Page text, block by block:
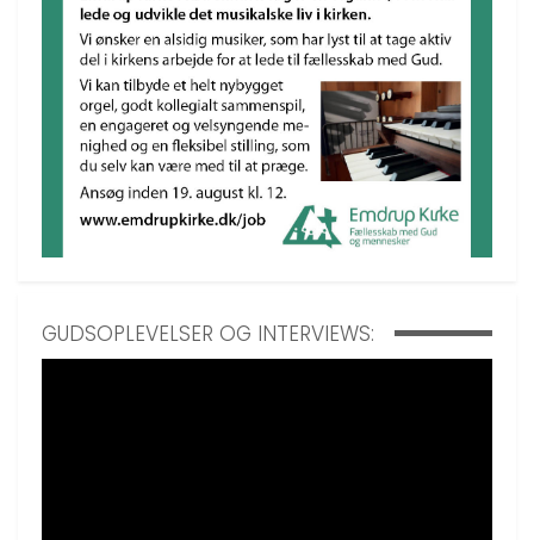
GUDSOPLEVELSER OG INTERVIEWS: